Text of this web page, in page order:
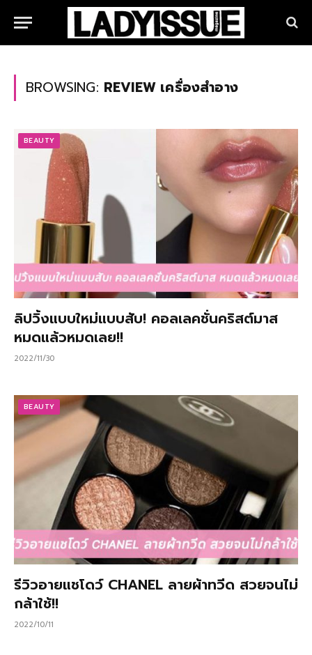
BROWSING: REVIEW เครื่องสำอาง
BEAUTY
ลิปวิ้งแบบใหม่แบบสับ! คอลเลคชั่นคริสต์มาส
หมดแล้วหมดเลย!!
2022/11/30
BEAUTY
รีวิวอายแชโดว์ CHANEL ลายผ้าทวีด สวยจนไม่
กล้าใช้!!
2022/10/11